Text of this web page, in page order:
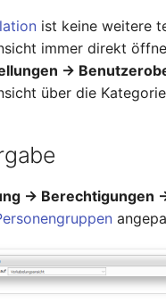
ist keine weitere
immer direkt
→
über die
→ Berechtigungen